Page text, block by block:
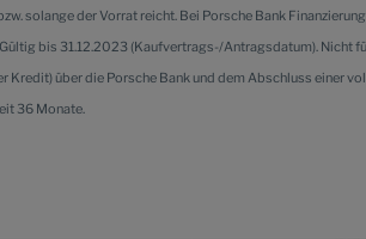
solange der Vorrat reicht. Bei Porsche Bank
bis 31.12.2023 (Kaufvertrags-/Antragsdatum). Nicht
Kredit) über die Porsche Bank und dem Abschluss einer
36 Monate.